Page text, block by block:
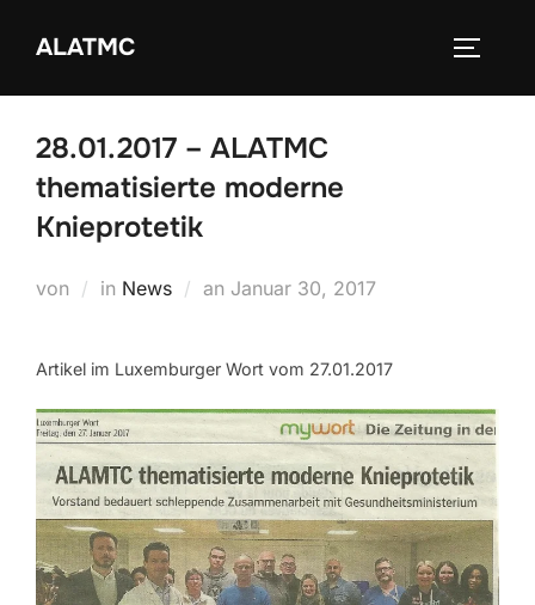
InhaltALATMC
28.01.2017 – ALATMC
thematisierte moderne
Knieprotetik
von in News an Veröffentlicht
Januar 30, 2017
Artikel im Luxemburger Wort vom 27.01.2017